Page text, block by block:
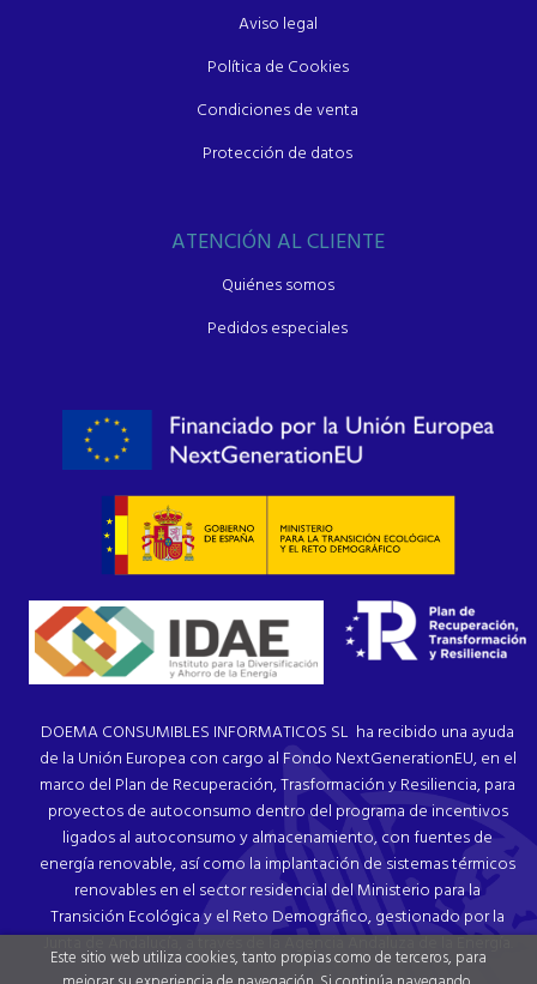
Aviso legal
Política de Cookies
Condiciones de venta
Protección de datos
ATENCIÓN AL CLIENTE
Quiénes somos
Pedidos especiales
DOEMA CONSUMIBLES INFORMATICOS SL ha recibido una ayuda
de la Unión Europea con cargo al Fondo NextGenerationEU, en el
marco del Plan de Recuperación, Trasformación y Resiliencia, para
proyectos de autoconsumo dentro del programa de incentivos
ligados al autoconsumo y almacenamiento, con fuentes de
energía renovable, así como la implantación de sistemas térmicos
renovables en el sector residencial del Ministerio para la
Transición Ecológica y el Reto Demográfico, gestionado por la
Junta de Andalucía, a través de la Agencia Andaluza de la Energía.
Este sitio web utiliza cookies, tanto propias como de terceros, para